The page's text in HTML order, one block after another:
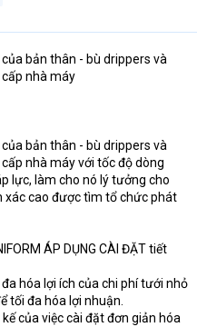
bản thân - bù drippers và
nhà máy
bản thân - bù drippers và
nhà máy với tốc độ dòng
lực, làm cho nó lý tưởng cho
xác cao được tìm tổ chức phát
ÁP DỤNG CÀI ĐẶT tiết
hóa lợi ích của chi phí tưới nhỏ
tối đa hóa lợi nhuận.
của việc cài đặt đơn giản hóa